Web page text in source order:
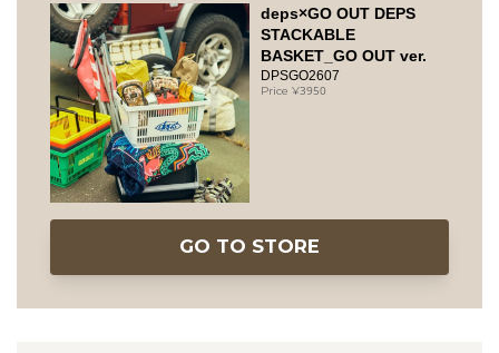
deps×GO OUT DEPS
STACKABLE
BASKET_GO OUT ver.
DPSGO2607
3950
GO TO STORE